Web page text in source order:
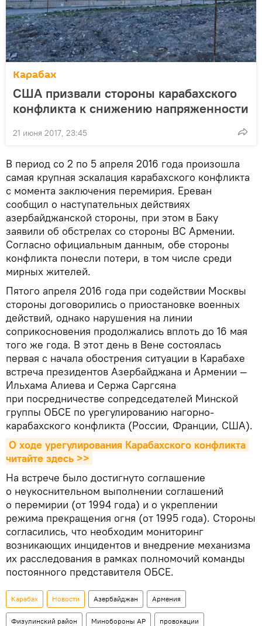
Карабах
США призвали стороны карабахского
конфликта к снижению напряженности
21 июня 2017, 23:45
В период со 2 по 5 апреля 2016 года произошла
самая крупная эскалация карабахского конфликта
с момента заключения перемирия. Ереван
сообщил о наступательных действиях
азербайджанской стороны, при этом в Баку
заявили об обстрелах со стороны ВС Армении.
Согласно официальным данным, обе стороны
конфликта понесли потери, в том числе среди
мирных жителей.
Пятого апреля 2016 года при содействии Москвы
стороны договорились о приостановке военных
действий, однако нарушения на линии
соприкосновения продолжались вплоть до 16 мая
того же года. В этот день в Вене состоялась
первая с начала обострения ситуации в Карабахе
встреча президентов Азербайджана и Армении —
Ильхама Алиева и Сержа Саргсяна
при посредничестве сопредседателей Минской
группы ОБСЕ по урегулированию нагорно-
карабахского конфликта (России, Франции, США).
О ходе урегулирования Карабахского конфликта
читайте здесь >>
На встрече было достигнуто соглашение
о неукоснительном выполнении соглашений
о перемирии (от 1994 года) и о укреплении
режима прекращения огня (от 1995 года). Стороны
согласились, что необходим мониторинг
возникающих инцидентов и внедрение механизма
их расследования в рамках полномочий команды
постоянного представителя ОБСЕ.
Карабах Новости Азербайджан Армения
Физулинский район Минобороны АР провокации